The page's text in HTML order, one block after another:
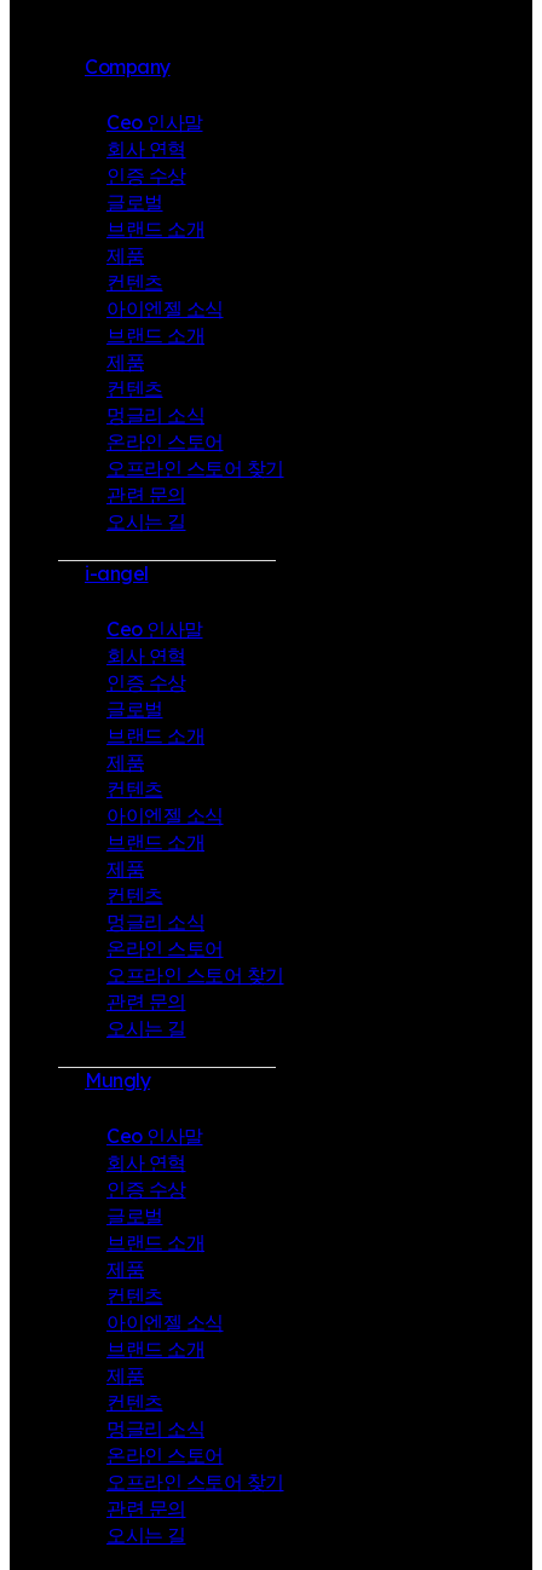
Company
Ceo 인사말
회사 연혁
인증 수상
글로벌
브랜드 소개
제품
컨텐츠
아이엔젤 소식
브랜드 소개
제품
컨텐츠
멍글리 소식
온라인 스토어
오프라인 스토어 찾기
관련 문의
오시는 길
i-angel
Ceo 인사말
회사 연혁
인증 수상
글로벌
브랜드 소개
제품
컨텐츠
아이엔젤 소식
브랜드 소개
제품
컨텐츠
멍글리 소식
온라인 스토어
오프라인 스토어 찾기
관련 문의
오시는 길
Mungly
Ceo 인사말
회사 연혁
인증 수상
글로벌
브랜드 소개
제품
컨텐츠
아이엔젤 소식
브랜드 소개
제품
컨텐츠
멍글리 소식
온라인 스토어
오프라인 스토어 찾기
관련 문의
오시는 길